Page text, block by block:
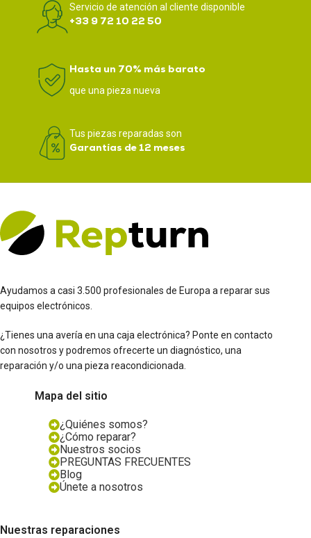
Servicio de atención al cliente disponible
+33 9 72 10 22 50
Hasta un 70% más barato
que una pieza nueva
Tus piezas reparadas son
Garantías de 12 meses
Ayudamos a casi 3.500 profesionales de Europa a reparar sus
equipos electrónicos.
¿Tienes una avería en una caja electrónica? Ponte en contacto
con nosotros y podremos ofrecerte un diagnóstico, una
reparación y/o una pieza reacondicionada.
Mapa del sitio
¿Quiénes somos?
¿Cómo reparar?
Nuestros socios
PREGUNTAS FRECUENTES
Blog
Únete a nosotros
Nuestras reparaciones